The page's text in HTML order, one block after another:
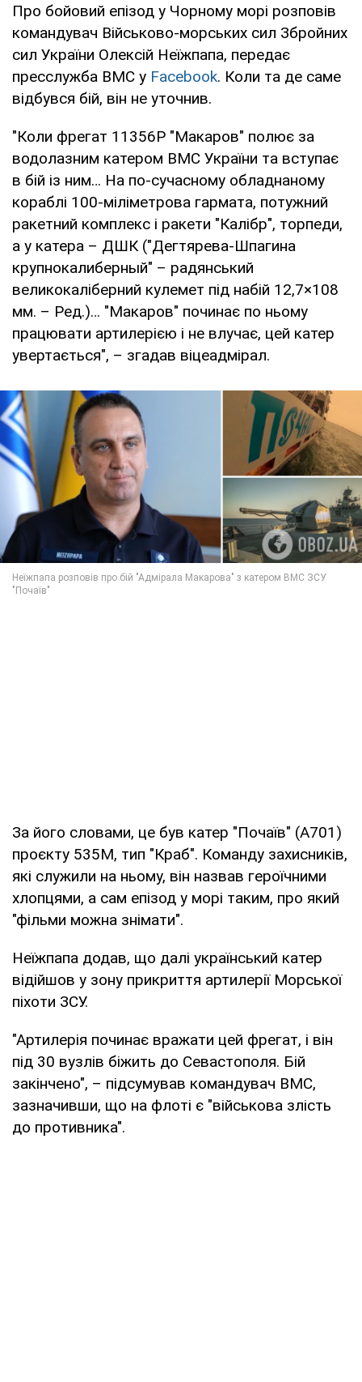
Про бойовий епізод у Чорному морі розповів
командувач Військово-морських сил Збройних
сил України Олексій Неїжпапа, передає
пресслужба ВМС у Facebook. Коли та де саме
відбувся бій, він не уточнив.
"Коли фрегат 11356Р "Макаров" полює за
водолазним катером ВМС України та вступає
в бій із ним… На по-сучасному обладнаному
кораблі 100-міліметрова гармата, потужний
ракетний комплекс і ракети "Калібр", торпеди,
а у катера – ДШК ("Дегтярева-Шпагина
крупнокалиберный" – радянський
великокаліберний кулемет під набій 12,7×108
мм. – Ред.)… "Макаров" починає по ньому
працювати артилерією і не влучає, цей катер
увертається", – згадав віцеадмірал.
За його словами, це був катер "Почаїв" (A701)
проєкту 535М, тип "Краб". Команду захисників,
які служили на ньому, він назвав героїчними
хлопцями, а сам епізод у морі таким, про який
"фільми можна знімати".
Неїжпапа додав, що далі український катер
відійшов у зону прикриття артилерії Морської
піхоти ЗСУ.
"Артилерія починає вражати цей фрегат, і він
під 30 вузлів біжить до Севастополя. Бій
закінчено", – підсумував командувач ВМС,
зазначивши, що на флоті є "військова злість
до противника".